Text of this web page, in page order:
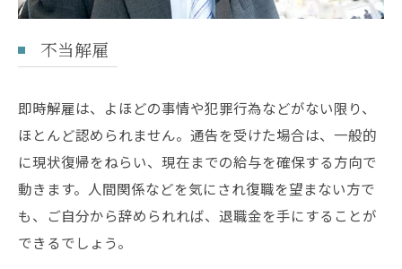
不当解雇
即時解雇は、よほどの事情や犯罪行為などがない限り、
ほとんど認められません。通告を受けた場合は、一般的
に現状復帰をねらい、現在までの給与を確保する方向で
動きます。人間関係などを気にされ復職を望まない方で
も、ご自分から辞められれば、退職金を手にすることが
できるでしょう。